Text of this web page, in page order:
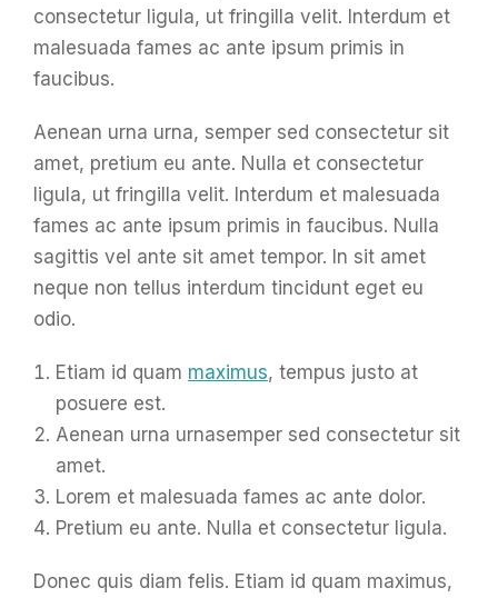
consectetur ligula, ut fringilla velit. Interdum et
malesuada fames ac ante ipsum primis in
faucibus.
Aenean urna urna, semper sed consectetur sit
amet, pretium eu ante. Nulla et consectetur
ligula, ut fringilla velit. Interdum et malesuada
fames ac ante ipsum primis in faucibus. Nulla
sagittis vel ante sit amet tempor. In sit amet
neque non tellus interdum tincidunt eget eu
odio.
Etiam id quam maximus, tempus justo at
posuere est.
Aenean urna urnasemper sed consectetur sit
amet.
Lorem et malesuada fames ac ante dolor.
Pretium eu ante. Nulla et consectetur ligula.
Donec quis diam felis. Etiam id quam maximus,